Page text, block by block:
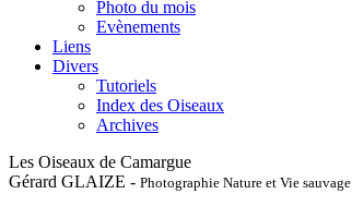
Photo du mois
Evènements
Liens
Divers
Tutoriels
Index des Oiseaux
Archives
Les Oiseaux de Camargue
Gérard GLAIZE - Photographie Nature et Vie sauvage